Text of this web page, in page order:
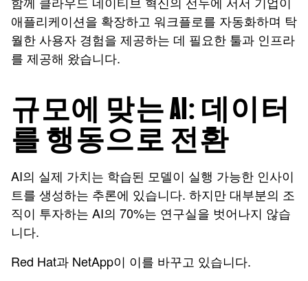
애플리케이션을 확장하고 워크플로를 자동화하며 탁
월한 사용자 경험을 제공하는 데 필요한 툴과 인프라
를 제공해 왔습니다.
규모에 맞는 AI: 데이터
를 행동으로 전환
AI의 실제 가치는 학습된 모델이 실행 가능한 인사이
트를 생성하는 추론에 있습니다. 하지만 대부분의 조
직이 투자하는 AI의 70%는 연구실을 벗어나지 않습
니다.
Red Hat과 NetApp이 이를 바꾸고 있습니다.